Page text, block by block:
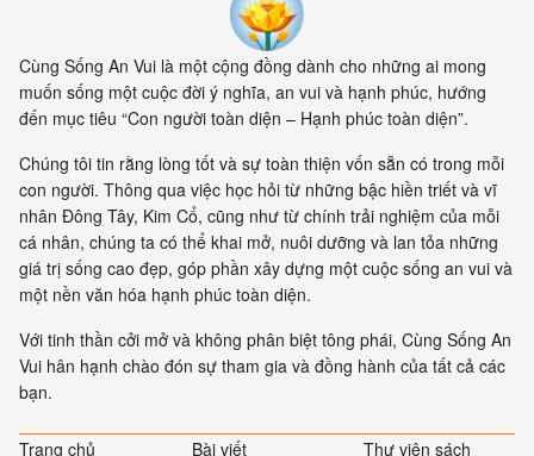
Cùng Sống An Vui là một cộng đồng dành cho những ai mong
muốn sống một cuộc đời ý nghĩa, an vui và hạnh phúc, hướng
đến mục tiêu “Con người toàn diện – Hạnh phúc toàn diện”.
Chúng tôi tin rằng lòng tốt và sự toàn thiện vốn sẵn có trong mỗi
con người. Thông qua việc học hỏi từ những bậc hiền triết và vĩ
nhân Đông Tây, Kim Cổ, cũng như từ chính trải nghiệm của mỗi
cá nhân, chúng ta có thể khai mở, nuôi dưỡng và lan tỏa những
giá trị sống cao đẹp, góp phần xây dựng một cuộc sống an vui và
một nền văn hóa hạnh phúc toàn diện.
Với tinh thần cởi mở và không phân biệt tông phái, Cùng Sống An
Vui hân hạnh chào đón sự tham gia và đồng hành của tất cả các
bạn.
Trang chủ Bài viết Thư viện sách